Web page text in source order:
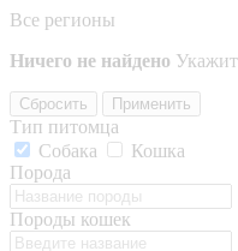
Все регионы
Ничего не найдено
Сбросить Применить
Тип питомца
Собака
Кошка
Порода
Породы кошек